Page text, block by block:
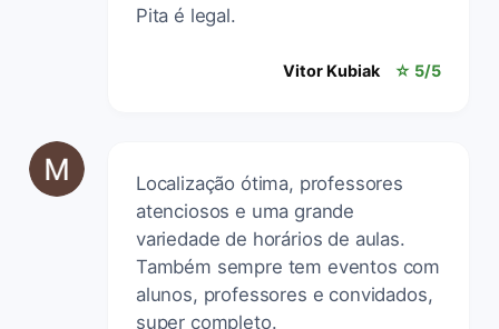
Pita é legal.
Vitor Kubiak ☆ 5/5
Localização ótima, professores
atenciosos e uma grande
variedade de horários de aulas.
Também sempre tem eventos com
alunos, professores e convidados,
super completo.